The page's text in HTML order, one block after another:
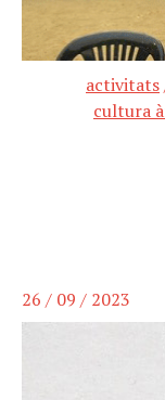
activitats
cultura
26 / 09 / 2023